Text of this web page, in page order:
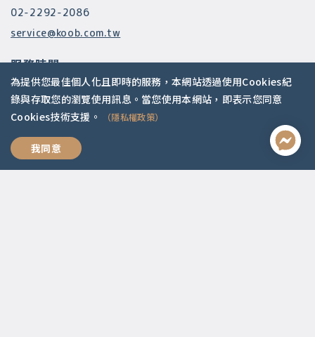
專業有價
02-2292-2086
service@koob.com.tw
服務時間
週一至週五 10:00-18:00
國定假日公休
快速連結
關於我們
為提供您最佳個人化且即時的服務，本網站透過使用Cookies紀
錄與存取您的瀏覽使用訊息。當您使用本網站，即表示您同意
Cookies技術支援。
（隱私權政策）
我同意